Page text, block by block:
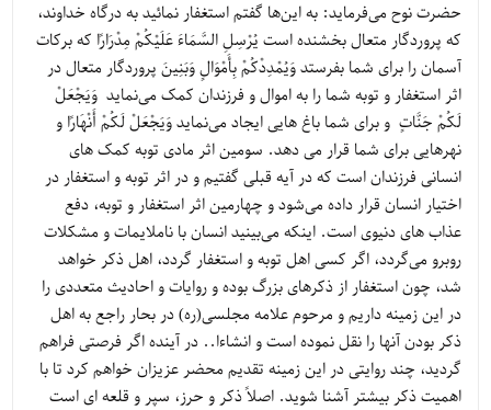
حضرت نوح می‌فرماید: به این‌ها گفتم استغفار نمائید به درگاه خداوند،
که پروردگار متعال بخشنده است يُرْسِلِ السَّمَاءَ عَلَيْكُمْ مِدْرَارًا که برکات
آسمان را برای شما بفرستد وَيُمْدِدْكُمْ بِأَمْوَالٍ وَبَنِينَ پروردگار متعال در
اثر استغفار و توبه شما را به اموال و فرزندان کمک می‌نماید وَيَجْعَلْ
لَكُمْ جَنَّاتٍ و برای شما باغ هایی ایجاد می‌نماید وَيَجْعَلْ لَكُمْ أَنْهَارًا و
نهرهایی برای شما قرار می دهد. سومین اثر مادی توبه کمک های
انسانی فرزندان است که در آیه قبلی گفتیم و در اثر توبه و استغفار در
اختیار انسان قرار داده می‌شود و چهارمین اثر استغفار و توبه، دفع
عذاب های دنیوی است. اینکه می‌بینید انسان با ناملایمات و مشکلات
روبرو می‌گردد، اگر کسی اهل توبه و استغفار گردد، اهل ذکر خواهد
شد، چون استغفار از ذکرهای بزرگ بوده و روایات و احادیث متعددی را
در این زمینه داریم و مرحوم علامه مجلسی(ره) در بحار راجع به اهل
ذکر بودن آنها را نقل نموده است و انشاءا.. در آینده اگر فرصتی فراهم
گردید، چند روایتی در این زمینه تقدیم محضر عزیزان خواهم کرد تا با
اهمیت ذکر بیشتر آشنا شوید. اصلاً ذکر و حرز، سپر و قلعه ای است